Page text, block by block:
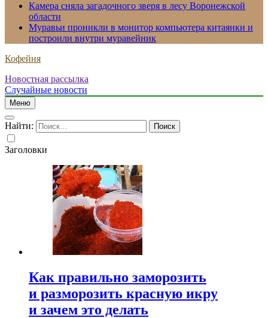
Камера сняла загадочного зверя в лесу Воронежской
области
Муравьи проникли в монитор компьютера китаянки и
построили внутри муравейник
Кофейня
Новостная рассылка
Случайные новости
Меню
Найти:
Заголовки
Как правильно заморозить
и разморозить красную икру
и зачем это делать